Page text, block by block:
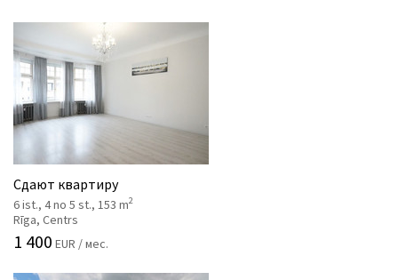
Сдают квартиру
6 ist., 4 no 5 st., 153 m2
Rīga, Centrs
1 400 EUR / мес.